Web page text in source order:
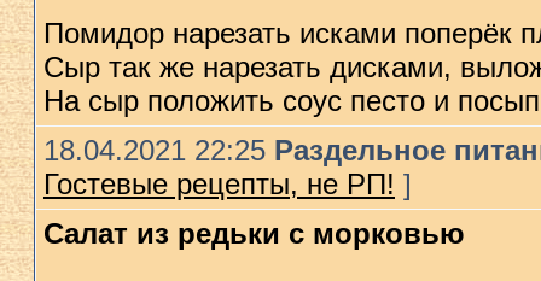
Помидор нарезать исками поперёк
Сыр так же нарезать дисками,
На сыр положить соус песто и
18.04.2021 22:25 Раздельное
Гостевые рецепты, не РП! ]
Салат из редьки с морковью